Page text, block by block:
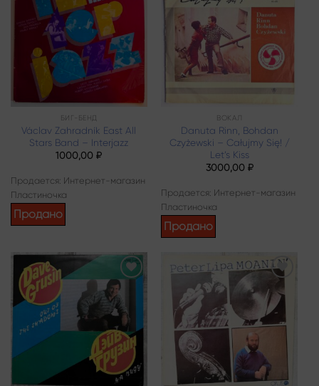
Add to
wishlist
БИГ-БЕНД
Václav Zahradník East All
Stars Band – Interjazz
1000,00₽
Продается: Интернет-магазин
Пластиночка
Продано
Add to
wishlist
ВОКАЛ
Danuta Rinn, Bohdan
Czyżewski – Całujmy Się! /
Let’s Kiss
3000,00 ₽
Продается: Интернет-магазин
Пластиночка
Продано
Add to
wishlist
Add to
wishlist